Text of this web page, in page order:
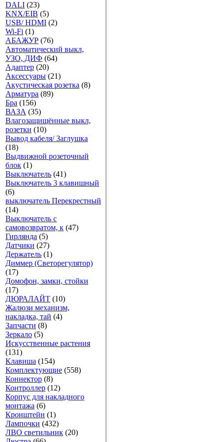
DALI (23)
KNX/EIB (5)
USB/ HDMI (2)
Wi-Fi (1)
АБАЖУР (76)
Автоматический выкл,
УЗО, ДИФ (64)
Адаптер (20)
Аксесcуары (21)
Акустическая розетка (8)
Арматура (89)
Бра (156)
ВАЗА (35)
Влагозащищённые выкл,
розетки (10)
Вывод кабеля/ Заглушка
(18)
Выдвижной розеточный
блок (1)
Выключатель (41)
Выключатель 3 клавишный
(6)
выключатель Перекрестный
(14)
Выключатель с
самовозвратом, к (47)
Гирлянда (5)
Датчики (27)
Держатель (1)
Диммер (Светорегулятор)
(17)
Домофон, замки, стойки
(17)
ДЮРАЛАЙТ (10)
Жалюзи механизм,
накладка, тай (4)
Запчасти (8)
Зеркало (5)
Искусственные растения
(131)
Клавиша (154)
Комплектующие (558)
Коннектор (8)
Контроллер (12)
Корпус для накладного
монтажа (6)
Кронштейн (1)
Лампочки (432)
ЛВО светильник (20)